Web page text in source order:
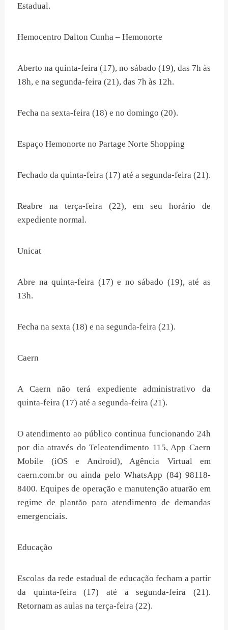
Estadual.
Hemocentro Dalton Cunha – Hemonorte
Aberto na quinta-feira (17), no sábado (19), das 7h às
18h, e na segunda-feira (21), das 7h às 12h.
Fecha na sexta-feira (18) e no domingo (20).
Espaço Hemonorte no Partage Norte Shopping
Fechado da quinta-feira (17) até a segunda-feira (21).
Reabre na terça-feira (22), em seu horário de
expediente normal.
Unicat
Abre na quinta-feira (17) e no sábado (19), até as
13h.
Fecha na sexta (18) e na segunda-feira (21).
Caern
A Caern não terá expediente administrativo da
quinta-feira (17) até a segunda-feira (21).
O atendimento ao público continua funcionando 24h
por dia através do Teleatendimento 115, App Caern
Mobile (iOS e Android), Agência Virtual em
caern.com.br ou ainda pelo WhatsApp (84) 98118-
8400. Equipes de operação e manutenção atuarão em
regime de plantão para atendimento de demandas
emergenciais.
Educação
Escolas da rede estadual de educação fecham a partir
da quinta-feira (17) até a segunda-feira (21).
Retornam as aulas na terça-feira (22).